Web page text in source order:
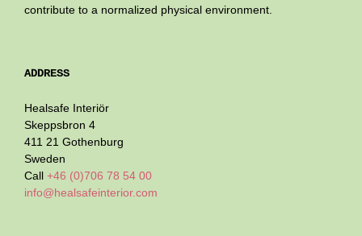
contribute to a normalized physical environment.
ADDRESS
Healsafe Interiör
Skeppsbron 4
411 21 Gothenburg
Sweden
Call +46 (0)706 78 54 00
info@healsafeinterior.com